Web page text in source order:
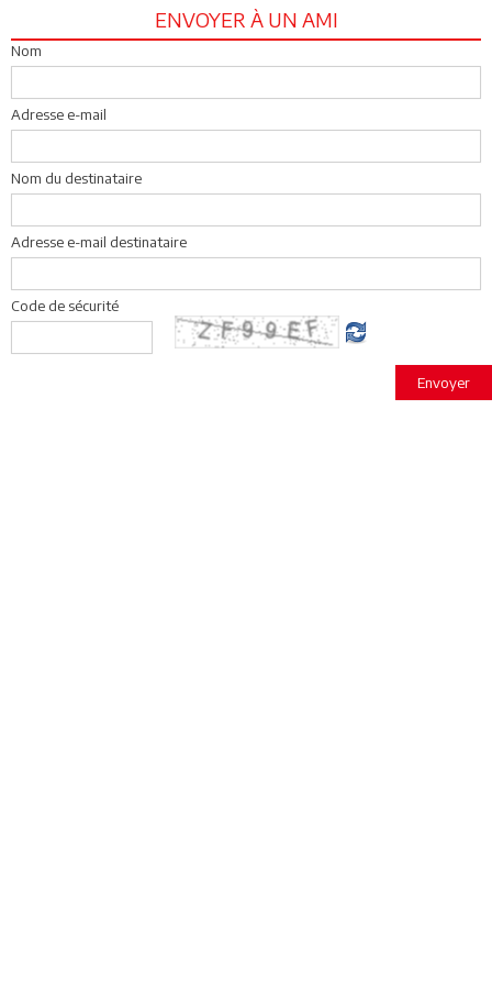
ENVOYER À UN AMI
Nom
Adresse e-mail
Nom du destinataire
Adresse e-mail destinataire
Code de sécurité
Envoyer